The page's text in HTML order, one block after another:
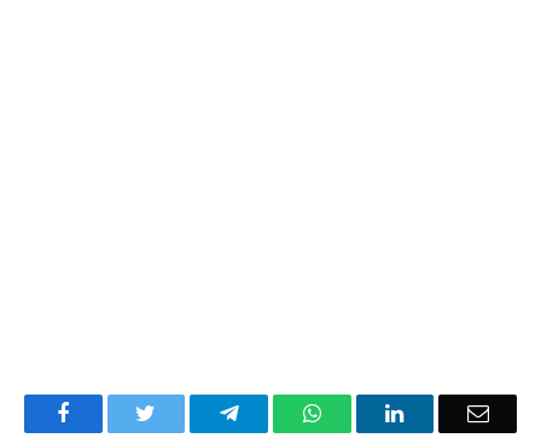
Facebook TelegramWhatsAppLinkedIn Email